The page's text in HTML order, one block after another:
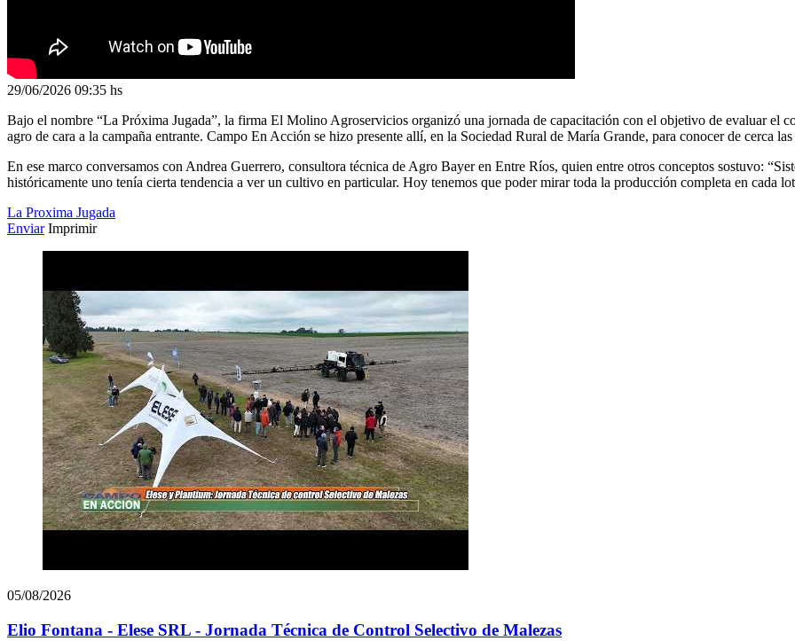
29/06/2026 09:35 hs
Bajo el nombre “La Próxima Jugada”, la firma El Molino Agroservicios organizó una jornada de capacitación con el objetivo de evaluar el
agro de cara a la campaña entrante. Campo En Acción se hizo presente allí, en la Sociedad Rural de María Grande, para conocer de cerca
En ese marco conversamos con Andrea Guerrero, consultora técnica de Agro Bayer en Entre Ríos, quien entre otros conceptos sostuvo:
históricamente uno tenía cierta tendencia a ver un cultivo en particular. Hoy tenemos que poder mirar toda la producción completa en cada
La Proxima Jugada
Enviar Imprimir
05/08/2026
Elio Fontana - Elese SRL - Jornada Técnica de Control Selectivo de Malezas